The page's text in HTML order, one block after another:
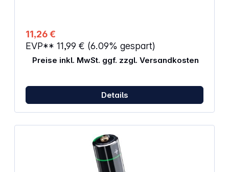
ideal für anspruchsvolle Anwendungen. maxE-
TechnologieSehr geringe Selbstentladung – nach
einem Jahr Lagerung steht noch ca. 80 % der
Anfangskapazität zur Verfügung. Bis zu 1500
LadezyklenHohe Zyklenfestigkeit für eine lange
SchnellladefähigKompatibel mit
Schnellladegeräten – für kurze Ladezeiten.
Umweltfreundlich &amp; ohne Memory-
EffektSchwermetallfrei, vorgeladen und sofort
TemperaturbereichEinsatzfähig von -20 °C bis
+50 °C – auch unter extremen Bedingungen
zuverlässig. Technische Daten: Typ: NiMH maxE
11,26 €
EVP** 11,99 € (6.09% gespart)
Preise inkl. MwSt. ggf. zzgl. Versandkosten
Details